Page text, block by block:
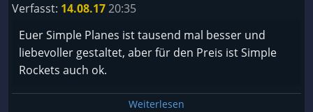
Verfasst: 14.08.1720:35
Euer Simple Planes ist tausend mal besser und
liebevoller gestaltet, aber für den Preis ist Simple
Rockets auch ok.
Weiterlesen